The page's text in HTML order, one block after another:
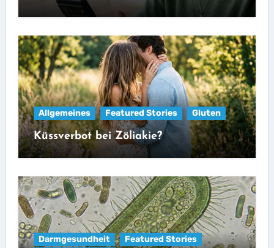
Allgemeines Featured Stories Gluten
Küssverbot bei Zöliakie?
Darmgesundheit
Featured Stories